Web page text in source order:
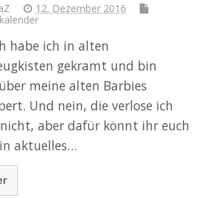
12. Dezember 2016
habe ich in alten
gekramt und bin
meine alten Barbies
Und nein, die verlose ich
aber dafür könnt ihr euch
aktuelles…